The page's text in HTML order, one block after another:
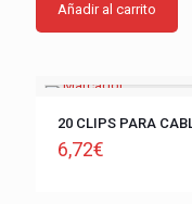
Añadir al carrito
20 CLIPS PARA
6,72€